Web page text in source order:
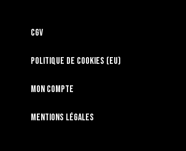
CGV
Politique de cookies (EU)
Mon compte
Mentions légales